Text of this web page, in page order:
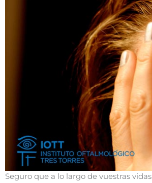
Seguro que a lo largo de vuestras